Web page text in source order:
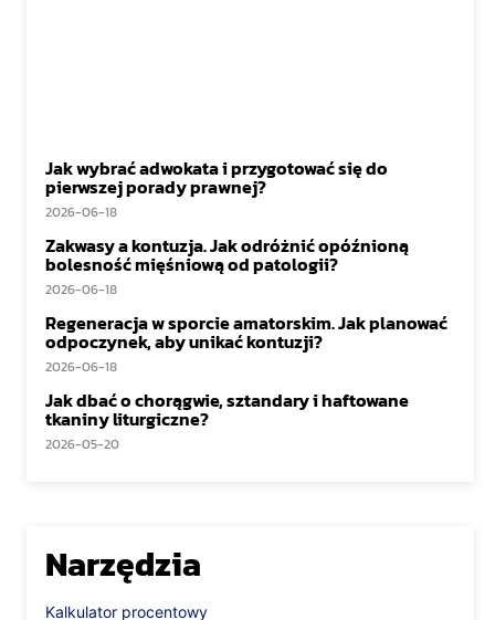
Jak wybrać adwokata i przygotować się do
pierwszej porady prawnej?
2026-06-18
Zakwasy a kontuzja. Jak odróżnić opóźnioną
bolesność mięśniową od patologii?
2026-06-18
Regeneracja w sporcie amatorskim. Jak planować
odpoczynek, aby unikać kontuzji?
2026-06-18
Jak dbać o chorągwie, sztandary i haftowane
tkaniny liturgiczne?
2026-05-20
Narzędzia
Kalkulator procentowy